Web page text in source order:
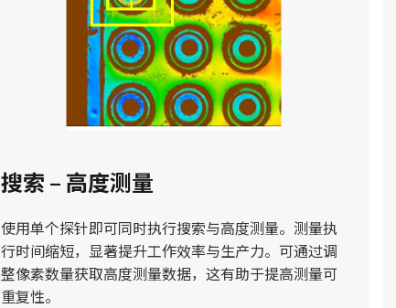
搜索 – 高度测量
使用单个探针即可同时执行搜索与高度测量。测量执
行时间缩短，显著提升工作效率与生产力。 可通过调
整像素数量获取高度测量数据，这有助于提高测量可
重复性。